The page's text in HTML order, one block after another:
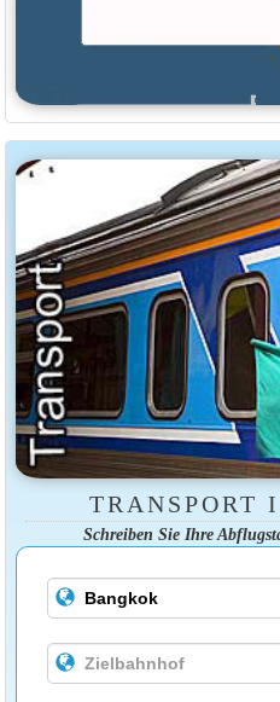
TRANSPORT
Schreiben Sie Ihre